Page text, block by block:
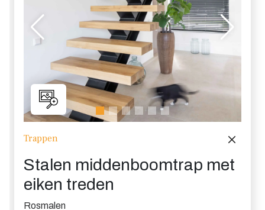
Trappen
Stalen middenboomtrap met
eiken treden
Rosmalen